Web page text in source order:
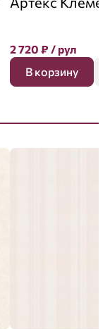
2 720 ₽ / рул
В корзину